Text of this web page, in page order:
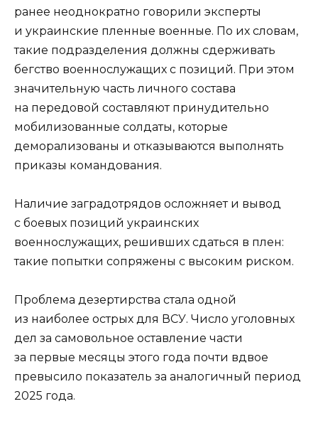
ранее неоднократно говорили эксперты
и украинские пленные военные. По их словам,
такие подразделения должны сдерживать
бегство военнослужащих с позиций. При этом
значительную часть личного состава
на передовой составляют принудительно
мобилизованные солдаты, которые
деморализованы и отказываются выполнять
приказы командования.
Наличие заградотрядов осложняет и вывод
с боевых позиций украинских
военнослужащих, решивших сдаться в плен:
такие попытки сопряжены с высоким риском.
Проблема дезертирства стала одной
из наиболее острых для ВСУ. Число уголовных
дел за самовольное оставление части
за первые месяцы этого года почти вдвое
превысило показатель за аналогичный период
2025 года.